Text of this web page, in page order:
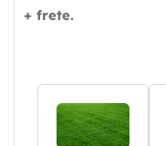
+ frete.